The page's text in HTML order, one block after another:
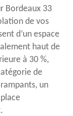
Bordeaux 33
de vos
d’un espace
haut de
à 30 %,
de
un